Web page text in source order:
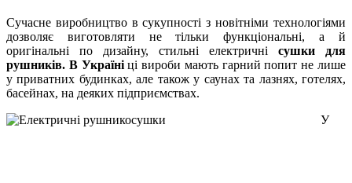
Сучасне виробництво в сукупності з новітніми технологіями
дозволяє виготовляти не тільки функціональні, а й
оригінальні по дизайну, стильні електричні сушки для
рушників. В Україніці вироби мають гарний попит не лише
у приватних будинках, але також у саунах та лазнях, готелях,
басейнах, на деяких підприємствах.
У